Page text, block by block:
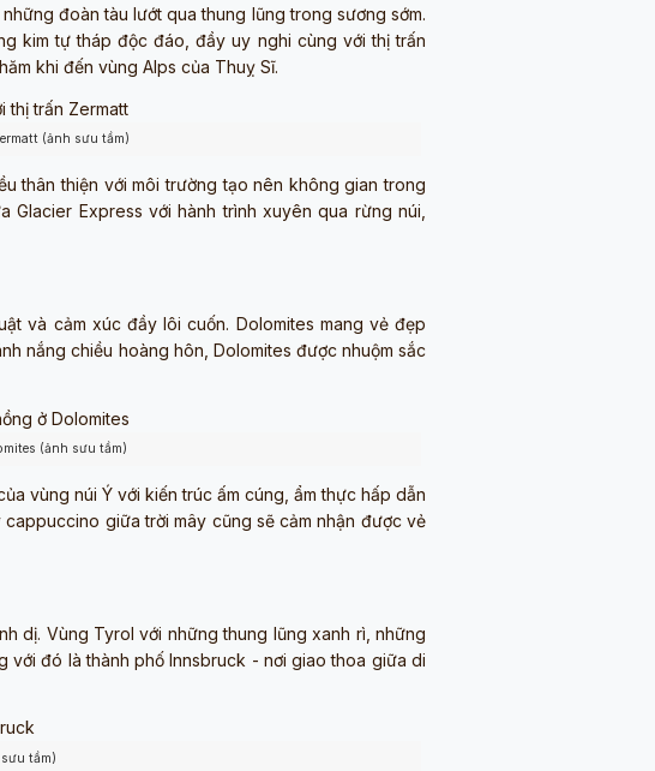
đoàn tàu lướt qua thung lũng trong sương sớm.
kim tự tháp độc đáo, đầy uy nghi cùng với thị trấn
khi đến vùng Alps của Thuỵ Sĩ.
(ảnh sưu tầm)
thân thiện với môi trường tạo nên không gian trong
Express với hành trình xuyên qua rừng núi,
và cảm xúc đầy lôi cuốn. Dolomites mang vẻ đẹp
nắng chiều hoàng hôn, Dolomites được nhuộm sắc
(ảnh sưu tầm)
vùng núi Ý với kiến trúc ấm cúng, ẩm thực hấp dẫn
giữa trời mây cũng sẽ cảm nhận được vẻ
dị. Vùng Tyrol với những thung lũng xanh rì, những
với đó là thành phố Innsbruck - nơi giao thoa giữa di
tầm)